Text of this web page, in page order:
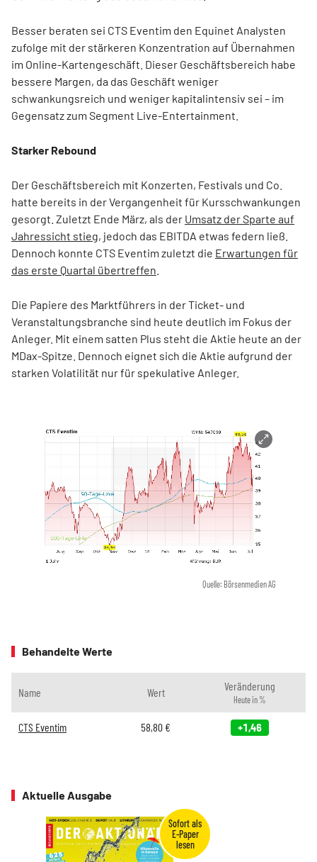
Besser beraten sei CTS Eventim den Equinet Analysten
zufolge mit der stärkeren Konzentration auf Übernahmen
im Online-Kartengeschäft. Dieser Geschäftsbereich habe
bessere Margen, da das Geschäft weniger
schwankungsreich und weniger kapitalintensiv sei – im
Gegensatz zum Segment Live-Entertainment.
Starker Rebound
Der Geschäftsbereich mit Konzerten, Festivals und Co.
hatte bereits in der Vergangenheit für Kursschwankungen
gesorgt. Zuletzt Ende März, als der Umsatz der Sparte auf
Jahressicht stieg, jedoch das EBITDA etwas federn ließ.
Dennoch konnte CTS Eventim zuletzt die Erwartungen für
das erste Quartal übertreffen
Die Papiere des Marktführers in der Ticket- und
Veranstaltungsbranche sind heute deutlich im Fokus der
Anleger. Mit einem satten Plus steht die Aktie heute an der
MDax-Spitze. Dennoch eignet sich die Aktie aufgrund der
starken Volatilität nur für spekulative Anleger.
Quelle: Börsenmedien AG
Behandelte Werte
Name Wert Veränderung
Heute in %
CTS Eventim 58,80 € +1,46
Aktuelle Ausgabe